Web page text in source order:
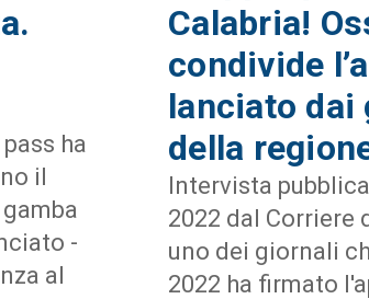
ha
il
-
al
Calabria!
condivide
lanciato dai
della
Intervista
2022 dal Corriere
uno dei giornali
2022 ha firmato